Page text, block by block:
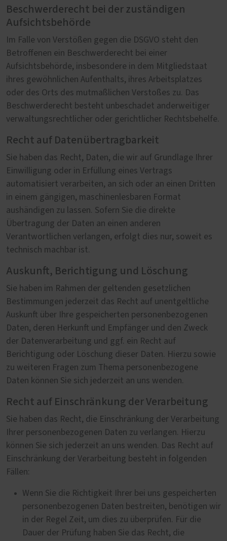
Beschwerderecht bei der zuständigen
Aufsichtsbehörde
Im Falle von Verstößen gegen die DSGVO steht den
Betroffenen ein Beschwerderecht bei einer
Aufsichtsbehörde, insbesondere in dem Mitgliedstaat
ihres gewöhnlichen Aufenthalts, ihres Arbeitsplatzes
oder des Orts des mutmaßlichen Verstoßes zu. Das
Beschwerderecht besteht unbeschadet anderweitiger
verwaltungsrechtlicher oder gerichtlicher Rechtsbehelfe.
Recht auf Datenübertragbarkeit
Sie haben das Recht, Daten, die wir auf Grundlage Ihrer
Einwilligung oder in Erfüllung eines Vertrags
automatisiert verarbeiten, an sich oder an einen Dritten
in einem gängigen, maschinenlesbaren Format
aushändigen zu lassen. Sofern Sie die direkte
Übertragung der Daten an einen anderen
Verantwortlichen verlangen, erfolgt dies nur, soweit es
technisch machbar ist.
Auskunft, Berichtigung und Löschung
Sie haben im Rahmen der geltenden gesetzlichen
Bestimmungen jederzeit das Recht auf unentgeltliche
Auskunft über Ihre gespeicherten personenbezogenen
Daten, deren Herkunft und Empfänger und den Zweck
der Datenverarbeitung und ggf. ein Recht auf
Berichtigung oder Löschung dieser Daten. Hierzu sowie
zu weiteren Fragen zum Thema personenbezogene
Daten können Sie sich jederzeit an uns wenden.
Recht auf Einschränkung der Verarbeitung
Sie haben das Recht, die Einschränkung der Verarbeitung
Ihrer personenbezogenen Daten zu verlangen. Hierzu
können Sie sich jederzeit an uns wenden. Das Recht auf
Einschränkung der Verarbeitung besteht in folgenden
Fällen:
Wenn Sie die Richtigkeit Ihrer bei uns gespeicherten
personenbezogenen Daten bestreiten, benötigen wir
in der Regel Zeit, um dies zu überprüfen. Für die
Dauer der Prüfung haben Sie das Recht, die